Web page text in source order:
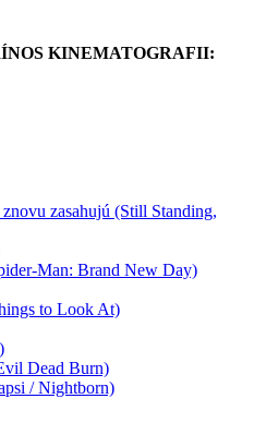
KINEMATOGRAFII:
zasahujú (Still Standing,
Man: Brand New Day)
to Look At)
Dead Burn)
/ Nightborn)